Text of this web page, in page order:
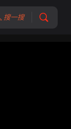
搜一搜